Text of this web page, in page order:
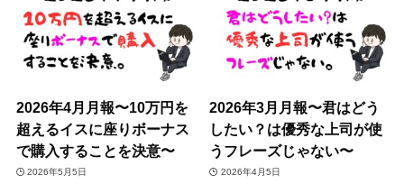
2026年4月月報〜10万円を
超えるイスに座りボーナス
で購入することを決意〜
2026年5月5日
2026年3月月報〜君はどう
したい？は優秀な上司が使
うフレーズじゃない〜
2026年4月5日